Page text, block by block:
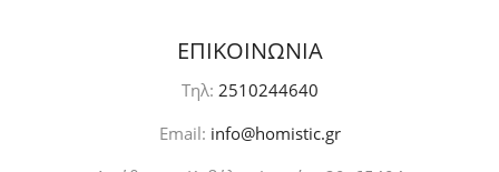
ΕΠΙΚΟΙΝΩΝΙΑ
Τηλ: 2510244640
Email: info@homistic.gr